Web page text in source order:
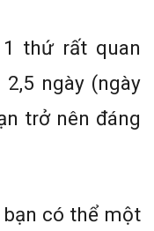
thứ rất quan
ngày (ngày
trở nên đáng
có thể một